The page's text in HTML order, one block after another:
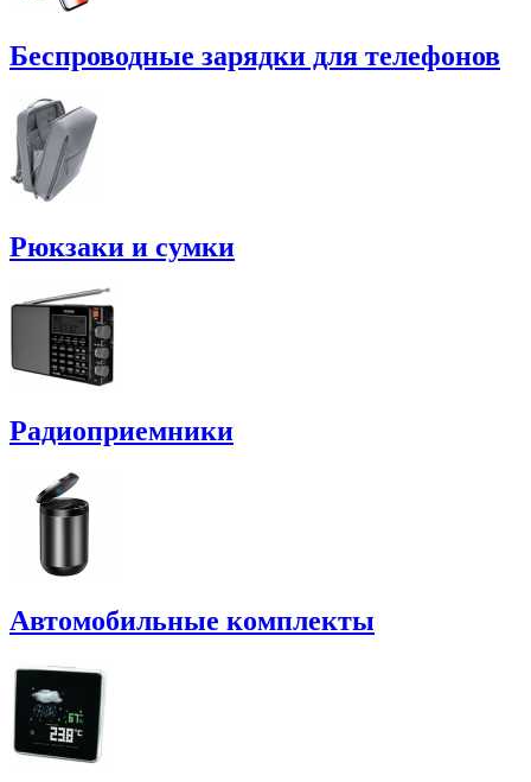
Беспроводные зарядки для телефонов
Рюкзаки и сумки
Радиоприемники
Автомобильные комплекты